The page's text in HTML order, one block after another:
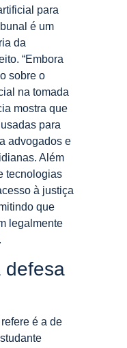
para
é um
da
“Embora
sobre o
na tomada
mostra que
para
advogados e
Além
tecnologias
à justiça
que
legalmente
defesa
é a de